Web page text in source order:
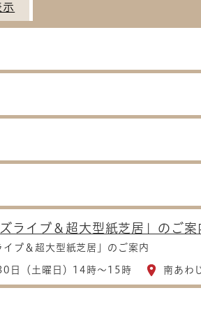
示
ズライブ＆超大型紙芝居」のご案
イブ＆超大型紙芝居」のご案内
日（土曜日）14時～15時 南あわ